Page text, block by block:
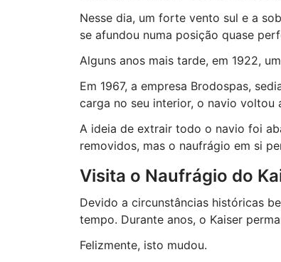
Nesse dia, um forte vento sul e a
se afundou numa posição quase
Alguns anos mais tarde, em 1922,
Em 1967, a empresa Brodospas,
carga no seu interior, o navio
A ideia de extrair todo o navio foi
removidos, mas o naufrágio em si
Visita o Naufrágio do
Devido a circunstâncias históricas
tempo. Durante anos, o Kaiser
Felizmente, isto mudou.